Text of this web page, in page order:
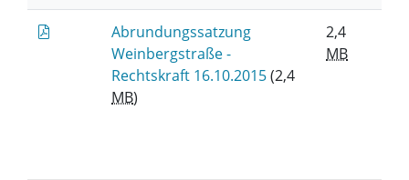
Abrundungssatzung
Weinbergstraße -
Rechtskraft 16.10.2015(2,4
MB)
2,4
MB